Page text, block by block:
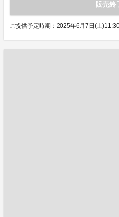
販売終
ご提供予定時期：2025年6月7日(土